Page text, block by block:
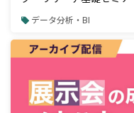
データ分析・BI